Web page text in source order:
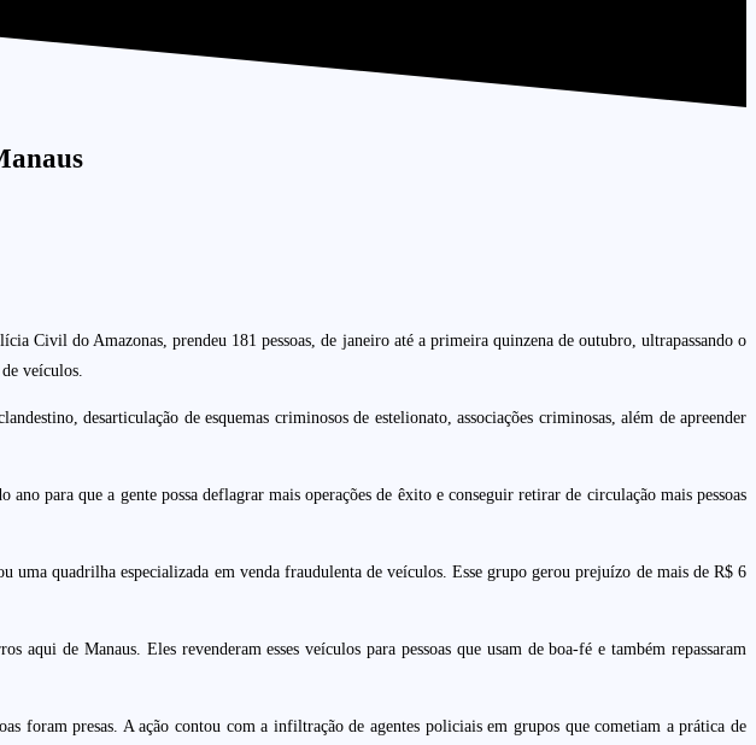
Civil do Amazonas, prendeu 181 pessoas, de janeiro até a primeira quinzena de outubro, ultrapassando o
veículos.
desarticulação de esquemas criminosos de estelionato, associações criminosas, além de apreender
para que a gente possa deflagrar mais operações de êxito e conseguir retirar de circulação mais pessoas
uma quadrilha especializada em venda fraudulenta de veículos. Esse grupo gerou prejuízo de mais de R$ 6
de Manaus. Eles revenderam esses veículos para pessoas que usam de boa-fé e também repassaram
foram presas. A ação contou com a infiltração de agentes policiais em grupos que cometiam a prática de